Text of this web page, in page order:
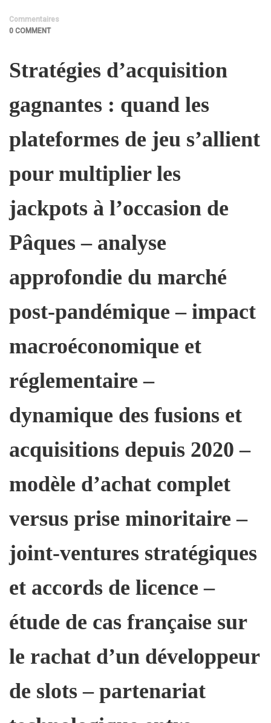
Commentaires
0 COMMENT
Stratégies d’acquisition
gagnantes : quand les
plateformes de jeu s’allient
pour multiplier les
jackpots à l’occasion de
Pâques – analyse
approfondie du marché
post‑pandémique – impact
macroéconomique et
réglementaire –
dynamique des fusions et
acquisitions depuis 2020 –
modèle d’achat complet
versus prise minoritaire –
joint‑ventures stratégiques
et accords de licence –
étude de cas française sur
le rachat d’un développeur
de slots – partenariat